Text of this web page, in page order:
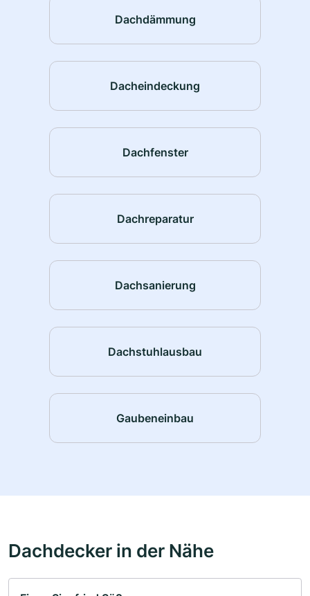
Dachdämmung
Dacheindeckung
Dachfenster
Dachreparatur
Dachsanierung
Dachstuhlausbau
Gaubeneinbau
Dachdecker in der Nähe